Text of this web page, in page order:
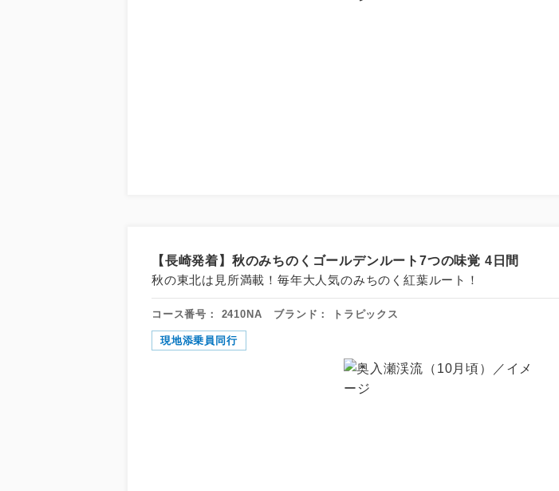
【長崎発着】秋のみちのくゴールデンルート7つの味覚 4日間
秋の東北は見所満載！毎年大人気のみちのく紅葉ルート！
コース番号： 2410NA ブランド： トラピックス
現地添乗員同行